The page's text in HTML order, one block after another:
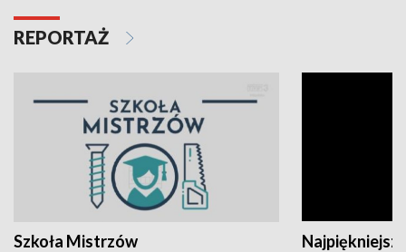
REPORTAŻ
Szkoła Mistrzów